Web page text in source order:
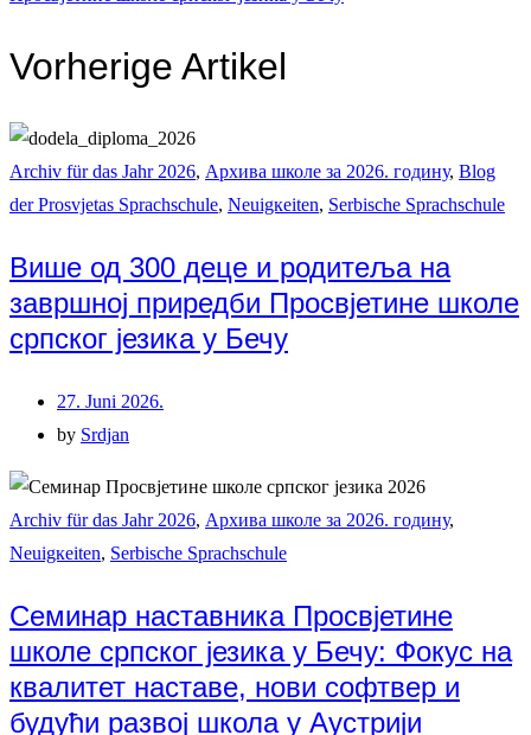
Vorherige Artikel
Archiv für das Jahr 2026, Архива школе за 2026. годину, Blog
der Prosvjetas Sprachschule, Neuigкeiten, Serbische Sprachschule
Више од 300 деце и родитеља на
завршној приредби Просвјетине школе
српског језика у Бечу
27. Juni 2026.
by Srdjan
Archiv für das Jahr 2026, Архива школе за 2026. годину,
Neuigкeiten, Serbische Sprachschule
Семинар наставника Просвјетине
школе српског језика у Бечу: Фокус на
квалитет наставе, нови софтвер и
будући развој школа у Аустрији